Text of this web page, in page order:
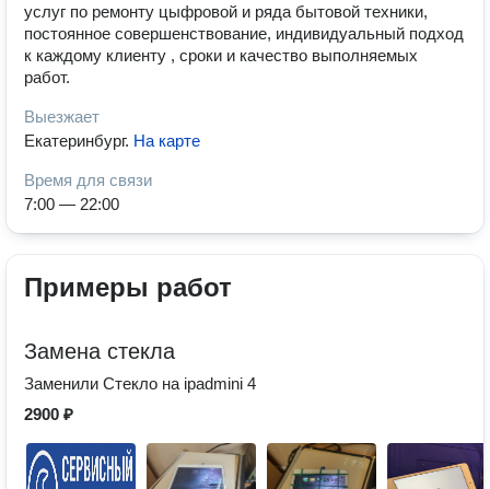
услуг по ремонту цыфровой и ряда бытовой техники,
постоянное совершенствование, индивидуальный подход
к каждому клиенту , сроки и качество выполняемых
работ.
Выезжает
Екатеринбург. На карте
Время для связи
7:00 — 22:00
Примеры работ
Замена стекла
Заменили Стекло на ipadmini 4
2900 ₽